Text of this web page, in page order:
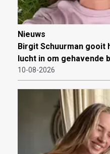
Nieuws
Birgit Schuurman gooit
lucht in om gehavende
10-08-2026